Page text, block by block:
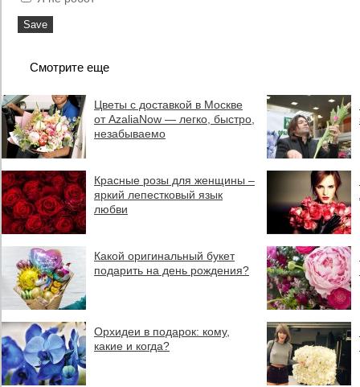
Смотрите еще
Цветы с доставкой в Москве
от AzaliaNow — легко, быстро,
незабываемо
Красные розы для женщины –
яркий лепестковый язык
любви
Какой оригинальный букет
подарить на день рождения?
Орхидеи в подарок: кому,
какие и когда?